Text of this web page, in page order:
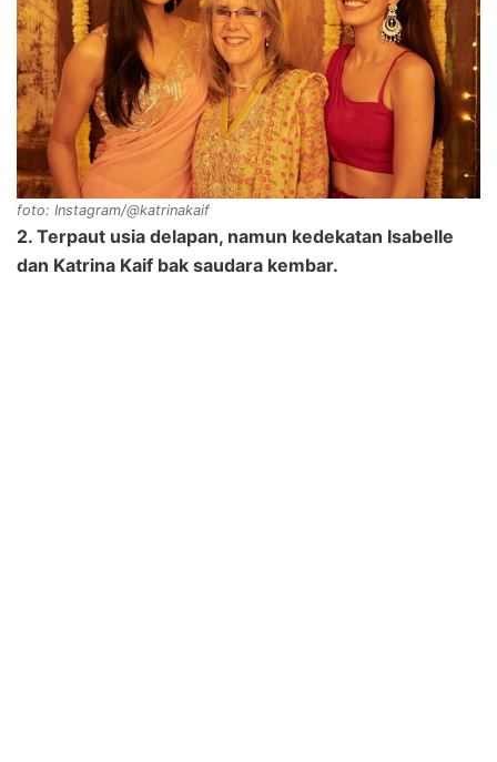
foto: Instagram/@katrinakaif
2. Terpaut usia delapan, namun kedekatan Isabelle
dan Katrina Kaif bak saudara kembar.